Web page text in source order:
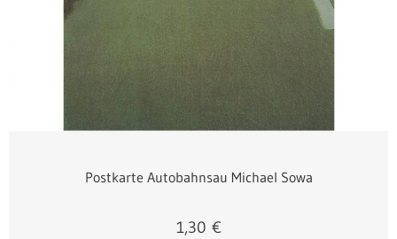
Postkarte Autobahnsau Michael Sowa
1,30€